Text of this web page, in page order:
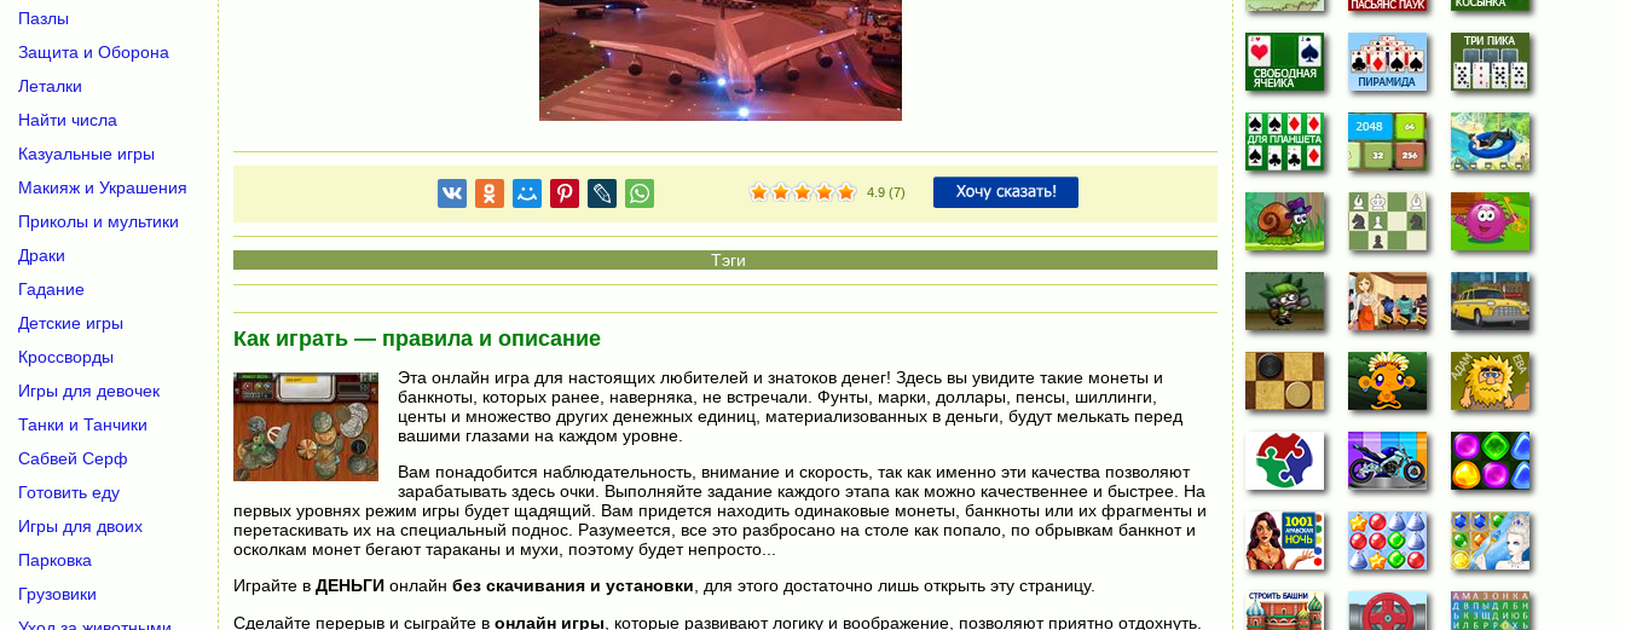
4.9 (7)
Как играть — правила и описание
Эта онлайн игра для настоящих любителей и знатоков денег! Здесь вы увидите такие монеты и
банкноты, которых ранее, наверняка, не встречали. Фунты, марки, доллары, пенсы, шиллинги,
центы и множество других денежных единиц, материализованных в деньги, будут мелькать перед
вашими глазами на каждом уровне.
Вам понадобится наблюдательность, внимание и скорость, так как именно эти качества позволяют
зарабатывать здесь очки. Выполняйте задание каждого этапа как можно качественнее и быстрее. На
первых уровнях режим игры будет щадящий. Вам придется находить одинаковые монеты, банкноты или их фрагменты и
перетаскивать их на специальный поднос. Разумеется, все это разбросано на столе как попало, по обрывкам банкнот и
осколкам монет бегают тараканы и мухи, поэтому будет непросто...
Играйте в ДЕНЬГИонлайн без скачивания и установки, для этого достаточно лишь открыть эту страницу.
Сделайте перерыв и сыграйте в онлайн игры , которые развивают логику и воображение, позволяют приятно отдохнуть.
Пазлы
Защита и Оборона
Леталки
Найти числа
Казуальные игры
Макияж и Украшения
Приколы и мультики
Драки
Гадание
Детские игры
Кроссворды
Игры для девочек
Танки и Танчики
Сабвей Серф
Готовить еду
Игры для двоих
Парковка
Грузовики